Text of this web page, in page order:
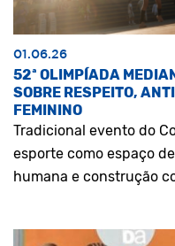
01.06.26
52ª OLIMPÍADA
SOBRE RESPEITO,
FEMININO
Tradicional evento do
esporte como espaço
humana e construção